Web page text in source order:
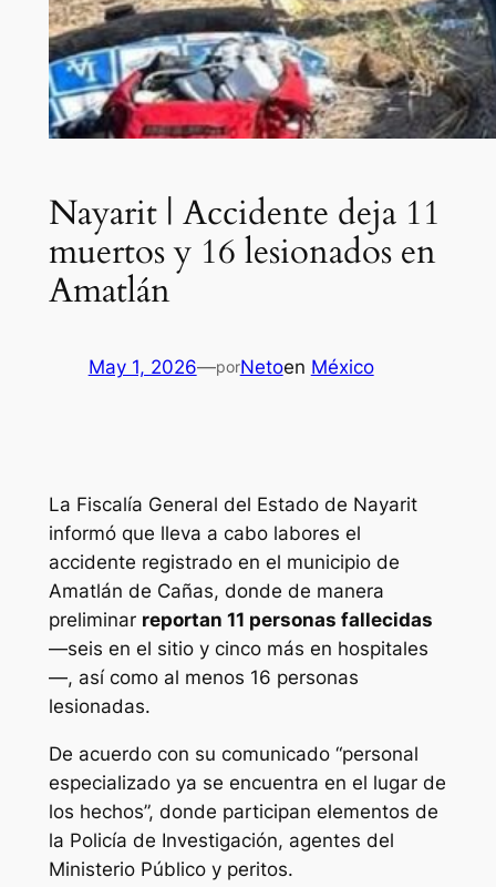
Nayarit | Accidente deja 11
muertos y 16 lesionados en
Amatlán
May 1, 2026—porNetoen México
La Fiscalía General del Estado de Nayarit
informó que lleva a cabo labores el
accidente registrado en el municipio de
Amatlán de Cañas, donde de manera
preliminar reportan 11 personas fallecidas
—seis en el sitio y cinco más en hospitales
—, así como al menos 16 personas
lesionadas.
De acuerdo con su comunicado “personal
especializado ya se encuentra en el lugar de
los hechos”, donde participan elementos de
la Policía de Investigación, agentes del
Ministerio Público y peritos.